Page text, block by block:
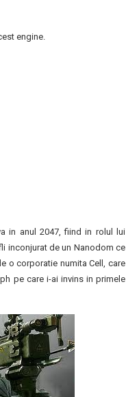
engine.
in anul 2047, fiind in rolul lui
inconjurat de un Nanodom ce
o corporatie numita Cell, care
pe care i-ai invins in primele